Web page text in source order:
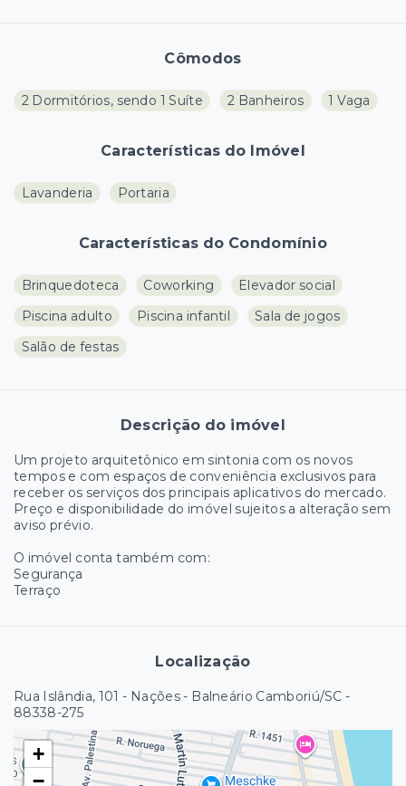
Cômodos
2 Dormitórios, sendo 1 Suíte 2 Banheiros 1 Vaga
Características do Imóvel
Lavanderia Portaria
Características do Condomínio
Brinquedoteca Coworking
Elevador social
Piscina adulto
Piscina infantil
Sala de jogos
Salão de festas
Descrição do imóvel
Um projeto arquitetônico em sintonia com os novos
tempos e com espaços de conveniência exclusivos para
receber os serviços dos principais aplicativos do mercado.
Preço e disponibilidade do imóvel sujeitos a alteração sem
aviso prévio.
O imóvel conta também com:
Segurança
Terraço
Localização
Rua Islândia, 101 - Nações - Balneário Camboriú/SC -
88338-275
+
−